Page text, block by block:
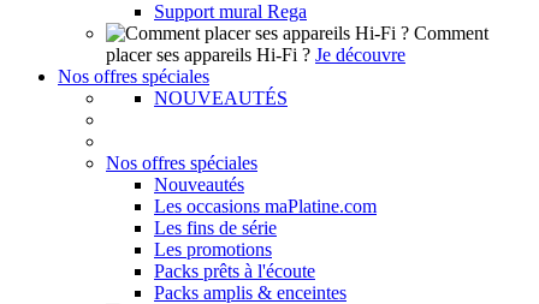
Support mural Rega
Comment
placer ses appareils Hi-Fi ? Je découvre
Nos offres spéciales
NOUVEAUTÉS
Nos offres spéciales
Nouveautés
Les occasions maPlatine.com
Les fins de série
Les promotions
Packs prêts à l'écoute
Packs amplis & enceintes